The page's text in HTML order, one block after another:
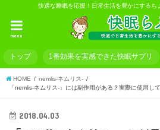
快適な睡眠を応援！日常生活を豊かにするち
menu
トップ 1番効果を実感できた快眠サプリ
HOME
nemlis-ネムリス-
「nemlis-ネムリス-」には副作用がある？実際に使用し
2018.04.03